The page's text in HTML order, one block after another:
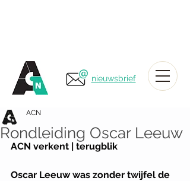
nieuwsbrief
Rondleiding Oscar Leeuw
ACN
ACN verkent | terugblik
Oscar Leeuw was zonder twijfel de